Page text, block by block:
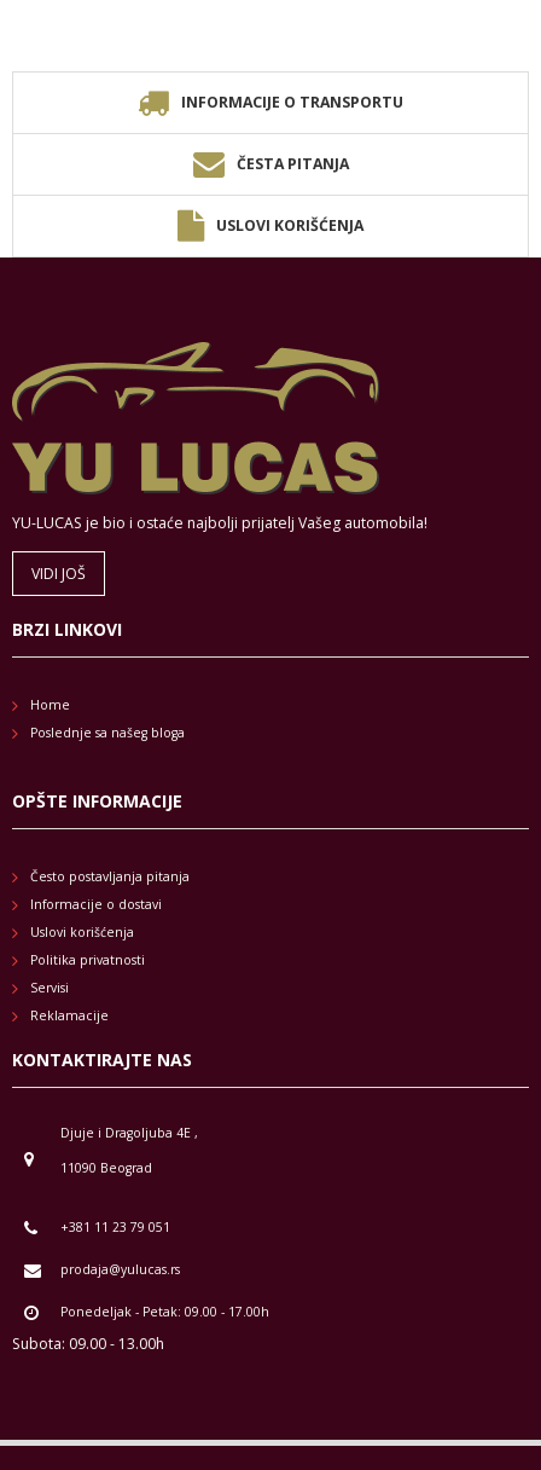
INFORMACIJE O TRANSPORTU
ČESTA PITANJA
USLOVI KORIŠĆENJA
YU-LUCAS je bio i ostaće najbolji prijatelj Vašeg automobila!
VIDI JOŠ
BRZI LINKOVI
Home
Poslednje sa našeg bloga
OPŠTE INFORMACIJE
Često postavljanja pitanja
Informacije o dostavi
Uslovi korišćenja
Politika privatnosti
Servisi
Reklamacije
KONTAKTIRAJTE NAS
Djuje i Dragoljuba 4E ,
11090 Beograd
+381 11 23 79 051
prodaja@yulucas.rs
Ponedeljak - Petak: 09.00 - 17.00h
Subota: 09.00 - 13.00h